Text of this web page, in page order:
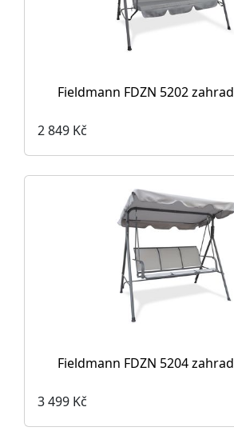
Fieldmann FDZN 5202
2 849 Kč
Fieldmann FDZN 5204
3 499 Kč